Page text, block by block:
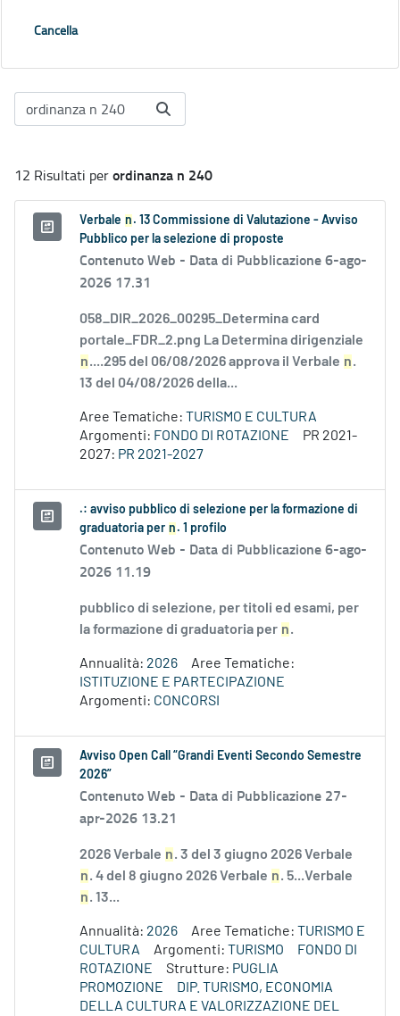
Cancella
12 Risultati perordinanza n 240
Verbale n . 13 Commissione di Valutazione - Avviso
Pubblico per la selezione di proposte
Contenuto Web - Data di Pubblicazione 6-ago-
2026 17.31
058_DIR_2026_00295_Determina card
portale_FDR_2.png La Determina dirigenziale
n....295 del 06/08/2026 approva il Verbale n.
13 del 04/08/2026 della...
Aree Tematiche: TURISMO E CULTURA
Argomenti: FONDO DI ROTAZIONE
PR 2021-
2027: PR 2021-2027
.: avviso pubblico di selezione per la formazione di
graduatoria per n . 1 profilo
Contenuto Web - Data di Pubblicazione 6-ago-
2026 11.19
pubblico di selezione, per titoli ed esami, per
la formazione di graduatoria per n.
Annualità: 2026
Aree Tematiche:
ISTITUZIONE E PARTECIPAZIONE
Argomenti: CONCORSI
Avviso Open Call “Grandi Eventi Secondo Semestre
2026”
Contenuto Web - Data di Pubblicazione 27-
apr-2026 13.21
2026 Verbale n. 3 del 3 giugno 2026 Verbale
n. 4 del 8 giugno 2026 Verbale n. 5...Verbale
n. 13...
Annualità: 2026 Aree Tematiche: TURISMO E
CULTURA
Argomenti: TURISMO
FONDO DI
ROTAZIONE
Strutture: PUGLIA
PROMOZIONE
DIP. TURISMO, ECONOMIA
DELLA CULTURA E VALORIZZAZIONE DEL